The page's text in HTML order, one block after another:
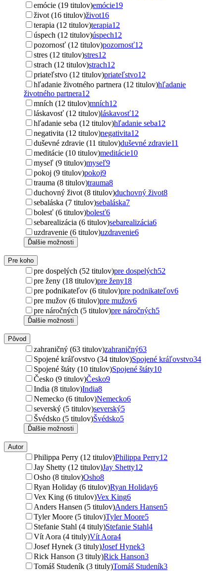
emócie (19 titulov)emócie19
život (16 titulov)život16
terapia (12 titulov)terapia12
úspech (12 titulov)úspech12
pozornosť (12 titulov)pozornosť12
stres (12 titulov)stres12
strach (12 titulov)strach12
priateľstvo (12 titulov)priateľstvo12
hľadanie životného partnera (12 titulov)hľadanie
životného partnera12
mních (12 titulov)mních12
láskavosť (12 titulov)láskavosť12
hľadanie seba (12 titulov)hľadanie seba12
negativita (12 titulov)negativita12
duševné zdravie (11 titulov)duševné zdravie11
meditácie (10 titulov)meditácie10
myseľ (9 titulov)myseľ9
pokoj (9 titulov)pokoj9
trauma (8 titulov)trauma8
duchovný život (8 titulov)duchovný život8
sebaláska (7 titulov)sebaláska7
bolesť (6 titulov)bolesť6
sebarealizácia (6 titulov)sebarealizácia6
uzdravenie (6 titulov)uzdravenie6
Ďalšie možnosti
Pre koho
pre dospelých (52 titulov)pre dospelých52
pre ženy (18 titulov)pre ženy18
pre podnikateľov (6 titulov)pre podnikateľov6
pre mužov (6 titulov)pre mužov6
pre náročných (5 titulov)pre náročných5
Ďalšie možnosti
Pôvod
zahraničný (63 titulov)zahraničný63
Spojené kráľovstvo (34 titulov)Spojené kráľovstvo34
Spojené štáty (10 titulov)Spojené štáty10
Česko (9 titulov)Česko9
India (8 titulov)India8
Nemecko (6 titulov)Nemecko6
severský (5 titulov)severský5
Švédsko (5 titulov)Švédsko5
Ďalšie možnosti
Autor
Philippa Perry (12 titulov)Philippa Perry12
Jay Shetty (12 titulov)Jay Shetty12
Osho (8 titulov)Osho8
Ryan Holiday (6 titulov)Ryan Holiday6
Vex King (6 titulov)Vex King6
Anders Hansen (5 titulov)Anders Hansen5
Tyler Moore (5 titulov)Tyler Moore5
Stefanie Stahl (4 tituly)Stefanie Stahl4
Vít Aora (4 tituly)Vít Aora4
Josef Hynek (3 tituly)Josef Hynek3
Rick Hanson (3 tituly)Rick Hanson3
Tomáš Studeník (3 tituly)Tomáš Studeník3